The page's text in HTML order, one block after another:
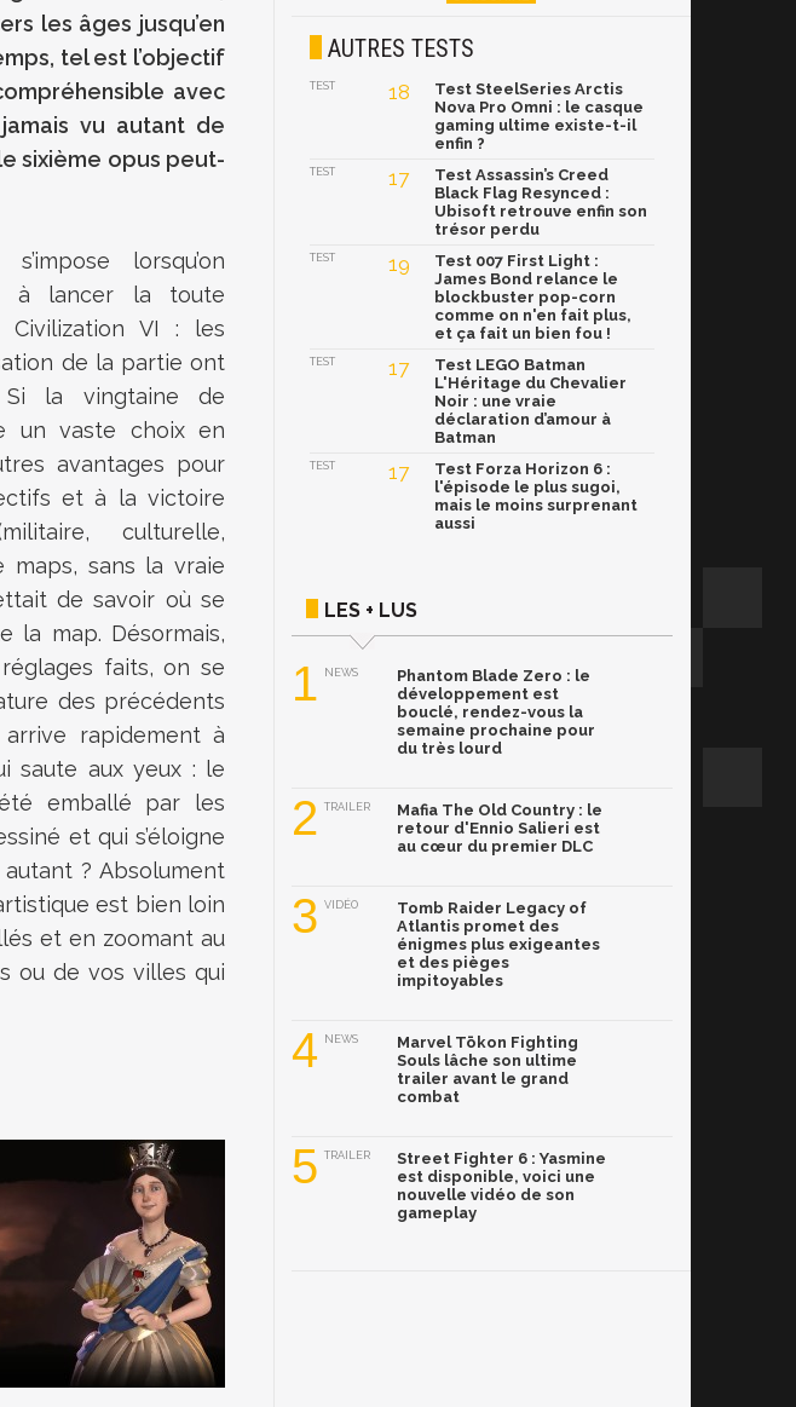
les âges jusqu’en
tel est l’objectif
avec
vu autant de
sixième opus peut-
lorsqu’on
à lancer la toute
Civilization VI : les
de la partie ont
Si la vingtaine de
un vaste choix en
avantages pour
et à la victoire
culturelle,
maps, sans la vraie
de savoir où se
map. Désormais,
faits, on se
des précédents
rapidement à
saute aux yeux : le
emballé par les
et qui s’éloigne
? Absolument
est bien loin
et en zoomant au
ou de vos villes qui
AUTRES TESTS
TEST 18
Test SteelSeries Arctis
Nova Pro Omni : le casque
gaming ultime existe-t-il
enfin ?
TEST 17
Test Assassin’s Creed
Black Flag Resynced :
Ubisoft retrouve enfin son
trésor perdu
TEST 19
Test 007 First Light :
James Bond relance le
blockbuster pop-corn
comme on n'en fait plus,
et ça fait un bien fou !
TEST 17
Test LEGO Batman
L'Héritage du Chevalier
Noir : une vraie
déclaration d’amour à
Batman
TEST 17
Test Forza Horizon 6 :
l'épisode le plus sugoi,
mais le moins surprenant
aussi
LES + LUS
1 NEWS
Phantom Blade Zero : le
développement est
bouclé, rendez-vous la
semaine prochaine pour
du très lourd
2 TRAILER
Mafia The Old Country : le
retour d'Ennio Salieri est
au cœur du premier DLC
3 VIDÉO
Tomb Raider Legacy of
Atlantis promet des
énigmes plus exigeantes
et des pièges
impitoyables
4 NEWS
Marvel Tōkon Fighting
Souls lâche son ultime
trailer avant le grand
combat
5 TRAILER
Street Fighter 6 : Yasmine
est disponible, voici une
nouvelle vidéo de son
gameplay